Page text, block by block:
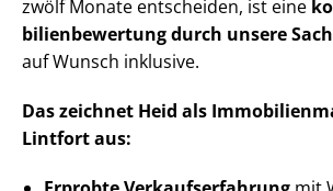
zwölf Monate entscheiden, ist eine
bi­li­en­be­wer­tung durch unsere
auf Wunsch inklusive.
Das zeichnet Heid als
Lintfort aus: